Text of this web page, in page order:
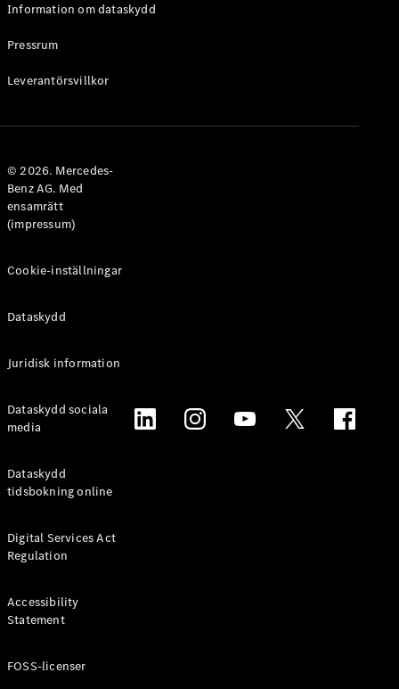
Mercedes-
Store
Alla
/ Camping
van
V-Klass
Horizon
Mercedes-
Benz Online
Transportbilar
Konfigurator
Information om dataskydd
Pressrum
Leverantörsvillkor
© 2026. Mercedes-
Benz AG. Med
ensamrätt
(impressum)
Cookie-inställningar
Dataskydd
Juridisk information
Dataskydd sociala
media
Dataskydd
tidsbokning online
Digital Services Act
Regulation
Accessibility
Statement
FOSS-licenser